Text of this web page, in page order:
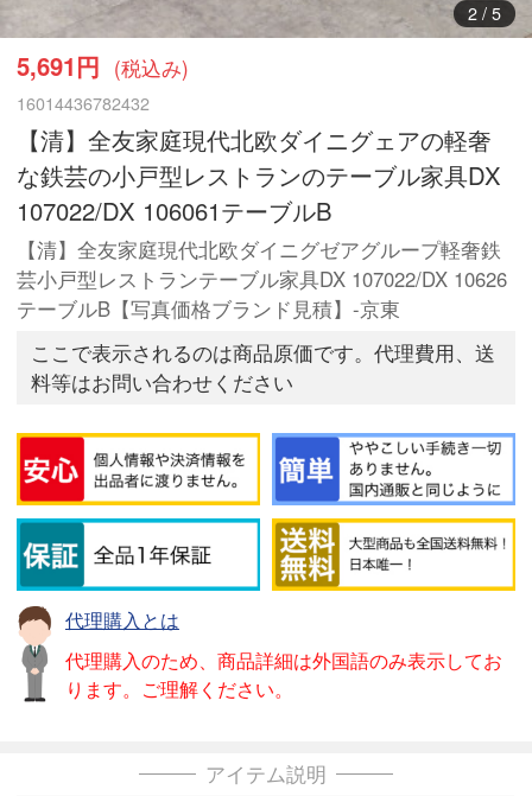
3/ 5
5,691円 (税込み)
16014436782432
【清】全友家庭現代北欧ダイニグェアの軽奢
な鉄芸の小戸型レストランのテーブル家具DX
107022/DX 106061テーブルB
【清】全友家庭現代北欧ダイニグゼアグループ軽奢鉄
芸小戸型レストランテーブル家具DX 107022/DX 10626
テーブルB【写真価格ブランド見積】-京東
ここで表示されるのは商品原価です。代理費用、送
料等はお問い合わせください
代理購入とは
代理購入のため、商品詳細は外国語のみ表示してお
ります。ご理解ください。
アイテム説明